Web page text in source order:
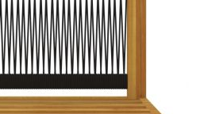
крака
за седалка